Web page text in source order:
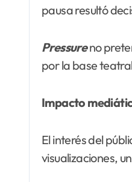
pausa resultó
Pressureno
por la base
Impacto
El interés del
visualizaciones,